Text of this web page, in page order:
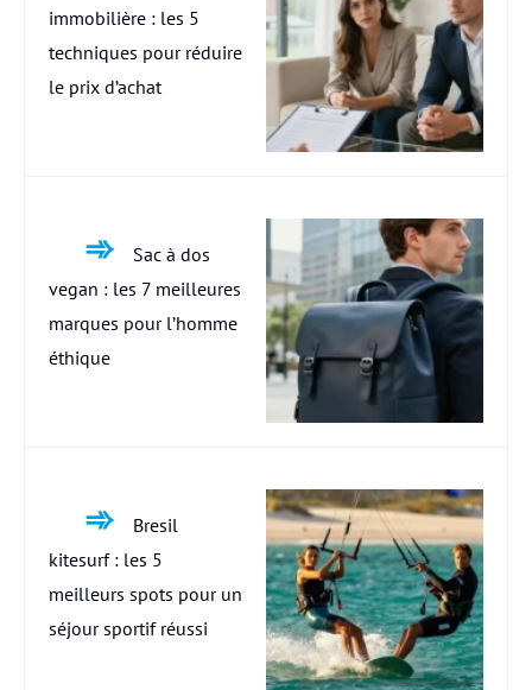
immobilière : les 5
techniques pour réduire
le prix d’achat
Sac à dos
vegan : les 7 meilleures
marques pour l’homme
éthique
Bresil
kitesurf : les 5
meilleurs spots pour un
séjour sportif réussi